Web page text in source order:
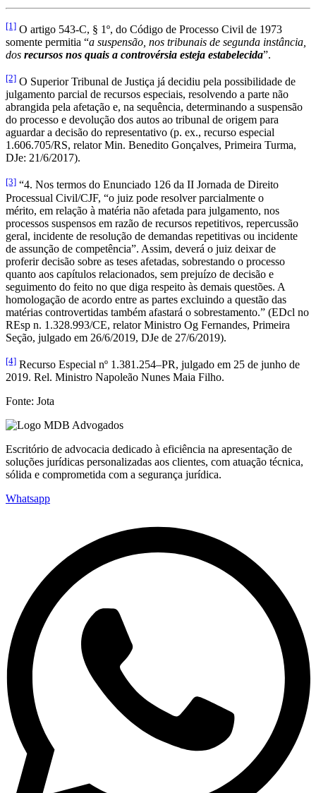
[1] O artigo 543-C, § 1º, do Código de Processo Civil de 1973
somente permitia “a suspensão, nos tribunais de segunda instância,
dos recursos nos quais a controvérsia esteja estabelecida”.
[2] O Superior Tribunal de Justiça já decidiu pela possibilidade de
julgamento parcial de recursos especiais, resolvendo a parte não
abrangida pela afetação e, na sequência, determinando a suspensão
do processo e devolução dos autos ao tribunal de origem para
aguardar a decisão do representativo (p. ex., recurso especial
1.606.705/RS, relator Min. Benedito Gonçalves, Primeira Turma,
DJe: 21/6/2017).
[3] “4. Nos termos do Enunciado 126 da II Jornada de Direito
Processual Civil/CJF, “o juiz pode resolver parcialmente o
mérito, em relação à matéria não afetada para julgamento, nos
processos suspensos em razão de recursos repetitivos, repercussão
geral, incidente de resolução de demandas repetitivas ou incidente
de assunção de competência”. Assim, deverá o juiz deixar de
proferir decisão sobre as teses afetadas, sobrestando o processo
quanto aos capítulos relacionados, sem prejuízo de decisão e
seguimento do feito no que diga respeito às demais questões. A
homologação de acordo entre as partes excluindo a questão das
matérias controvertidas também afastará o sobrestamento.” (EDcl no
REsp n. 1.328.993/CE, relator Ministro Og Fernandes, Primeira
Seção, julgado em 26/6/2019, DJe de 27/6/2019).
[4] Recurso Especial nº 1.381.254–PR, julgado em 25 de junho de
2019. Rel. Ministro Napoleão Nunes Maia Filho.
Fonte: Jota
Escritório de advocacia dedicado à eficiência na apresentação de
soluções jurídicas personalizadas aos clientes, com atuação técnica,
sólida e comprometida com a segurança jurídica.
Whatsapp